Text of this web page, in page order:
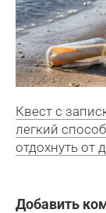
Квест с
легкий способ
отдохнуть от
Добавить